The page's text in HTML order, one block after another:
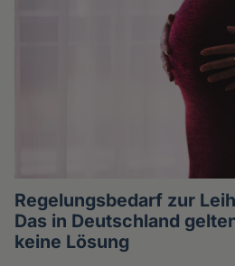
Regelungsbedarf zur
Das in Deutschland
keine Lösung